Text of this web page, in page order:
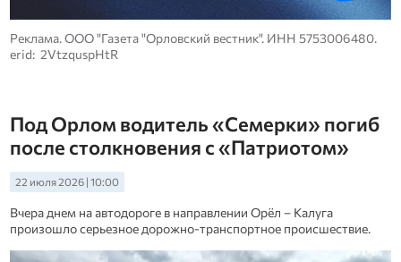
Реклама. ООО "Газета "Орловский вестник". ИНН 5753006480.
erid: 2VtzquspHtR
Под Орлом водитель «Семерки» погиб
после столкновения с «Патриотом»
22 июля 2026 | 10:00
Вчера днем на автодороге в направлении Орёл – Калуга
произошло серьезное дорожно-транспортное происшествие.